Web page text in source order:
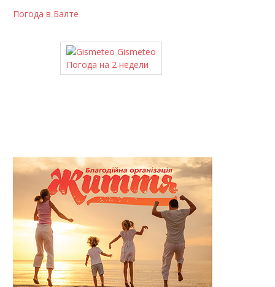
Погода в Балте
Gismeteo
Погода на 2 недели